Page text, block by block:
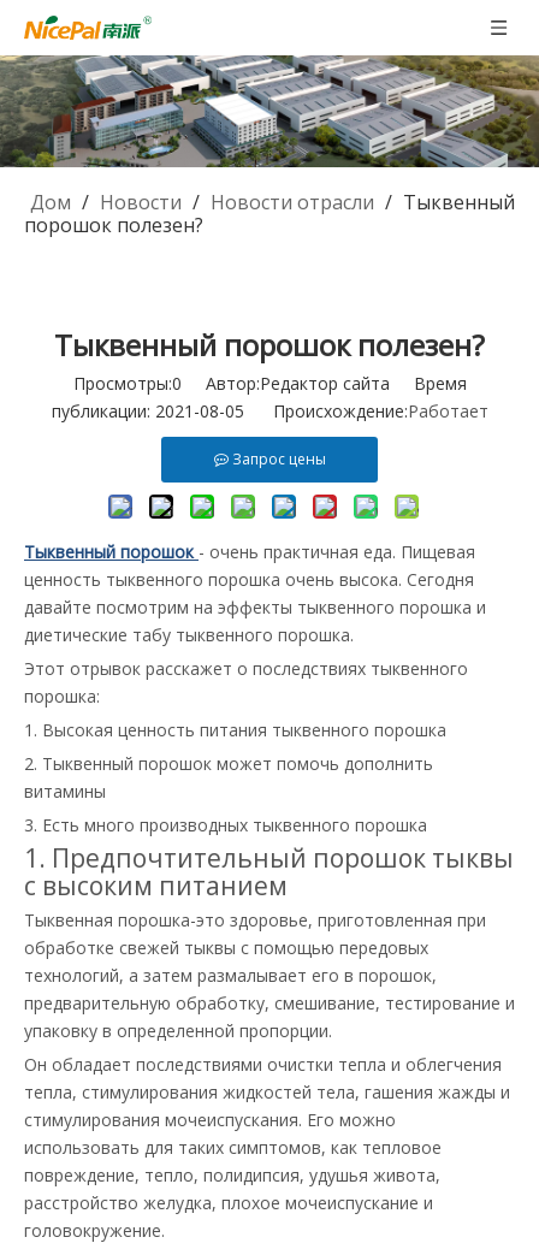
Дом / Новости / Новости отрасли / Тыквенный
порошок полезен?
Тыквенный порошок полезен?
Просмотры:0 Автор:Pедактор сайта Время
публикации: 2021-08-05 Происхождение:Работает
Запрос цены
Тыквенный порошок - очень практичная еда. Пищевая
ценность тыквенного порошка очень высока. Сегодня
давайте посмотрим на эффекты тыквенного порошка и
диетические табу тыквенного порошка.
Этот отрывок расскажет о последствиях тыквенного
порошка:
1. Высокая ценность питания тыквенного порошка
2. Тыквенный порошок может помочь дополнить
витамины
3. Есть много производных тыквенного порошка
1. Предпочтительный порошок тыквы
с высоким питанием
Тыквенная порошка-это здоровье, приготовленная при
обработке свежей тыквы с помощью передовых
технологий, а затем размалывает его в порошок,
предварительную обработку, смешивание, тестирование и
упаковку в определенной пропорции.
Он обладает последствиями очистки тепла и облегчения
тепла, стимулирования жидкостей тела, гашения жажды и
стимулирования мочеиспускания. Его можно
использовать для таких симптомов, как тепловое
повреждение, тепло, полидипсия, удушья живота,
расстройство желудка, плохое мочеиспускание и
головокружение.